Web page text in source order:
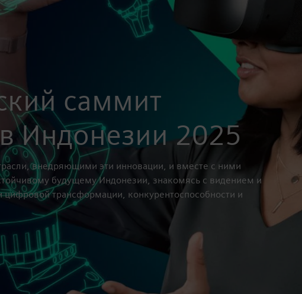
саммит
Индонезии 2025
внедряющими эти инновации, и вместе с ними
будущему Индонезии, знакомясь с видением и
цифровой трансформации, конкурентоспособности и